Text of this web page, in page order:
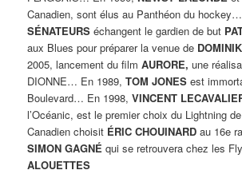
Canadien, sont élus au Panthéon du
SÉNATEURS échangent le gardien de but
aux Blues pour préparer la venue de
2005, lancement du filmAURORE, une
DIONNE… En 1989,TOM JONES est
Boulevard… En 1998,VINCENT
l’Océanic, est le premier choix du Lightning
Canadien choisit ÉRIC CHOUINARD au 16e
SIMON GAGNÉqui se retrouvera chez les
ALOUETTES